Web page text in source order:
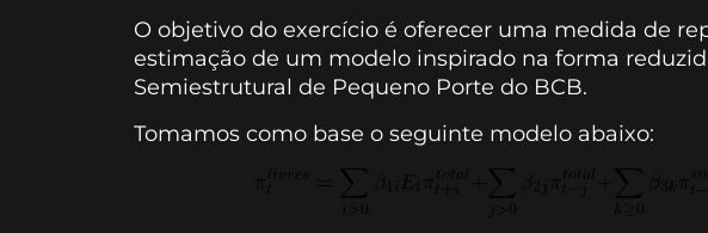
O objetivo do exercício é oferecer uma medida de
estimação de um modelo inspirado na forma
Semiestrutural de Pequeno Porte do BCB.
Tomamos como base o seguinte modelo abaixo: